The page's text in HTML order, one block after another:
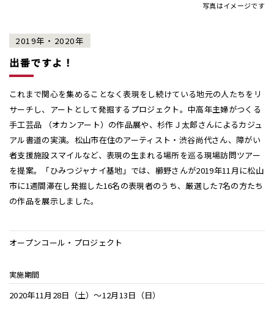
写真はイメージです
2019年・2020年
出番ですよ！
これまで関心を集めることなく表現をし続けている地元の人たちをリ
サーチし、アートとして発掘するプロジェクト。中高年主婦がつくる
手工芸品 （オカンアート）の作品展や、杉作Ｊ太郎さんによるカジュ
アル書道の実演。松山市在住のアーティスト・渋谷尚代さん、障がい
者支援施設スマイルなど、表現の生まれる場所を巡る現場訪問ツアー
を提案。「ひみつジャナイ基地」では、櫛野さんが2019年11月に松山
市に1週間滞在し発掘した16名の表現者のうち、厳選した7名の方たち
の作品を展示しました。
オープンコール・プロジェクト
実施期間
2020年11月28日（土）〜12月13日（日）